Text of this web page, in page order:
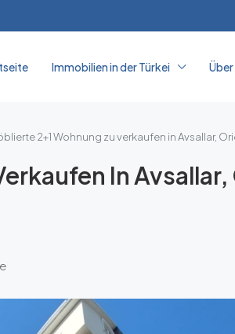
Immobilien in der Türkei Über
2+1 Wohnung zu verkaufen in Avsallar,
In